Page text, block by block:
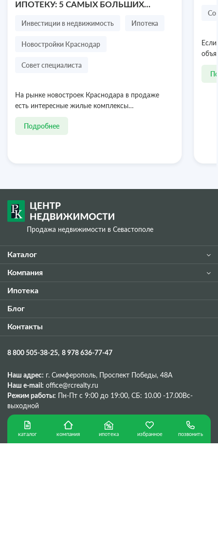
каталог компания ипотека избранное позвонить
ИПОТЕКУ: 5 САМЫХ БОЛЬШИХ
Инвестиции в недвижимость
Ипотека
Новостройки Краснодар
Совет специалиста
На рынке новостроек Краснодара в продаже
есть интересные жилые комплексы…
Подробнее
Продажа недвижимости в Севастополе
Каталог
Компания
Ипотека
Блог
Контакты
8 800 505-38-25 8 978 636-77-47
Наш адрес: г. Симферополь, Проспект Победы, 48A
Наш e-mail: office@rcrealty.ru
Режим работы:
Пн-Пт с 9:00 до 19:00, СБ: 10.00 -17.00Вс-
выходной